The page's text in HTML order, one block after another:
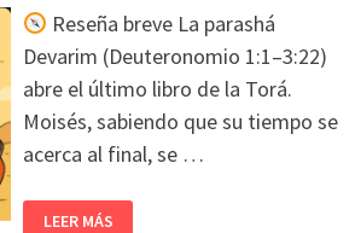
Reseña breve La parashá
Devarim (Deuteronomio 1:1–3:22)
abre el último libro de la Torá.
Moisés, sabiendo que su tiempo se
acerca al final, se …
LEER MÁS